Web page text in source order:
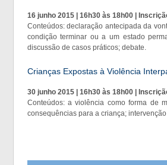
16 junho 2015 | 16h30 às 18h00 |
Conteúdos: declaração antecipada da
condição terminar ou a um estado
discussão de casos práticos; debate.
Crianças Expostas à Violência
30 junho 2015 | 16h30 às 18h00 |
Conteúdos: a violência como forma de
consequências para a criança;